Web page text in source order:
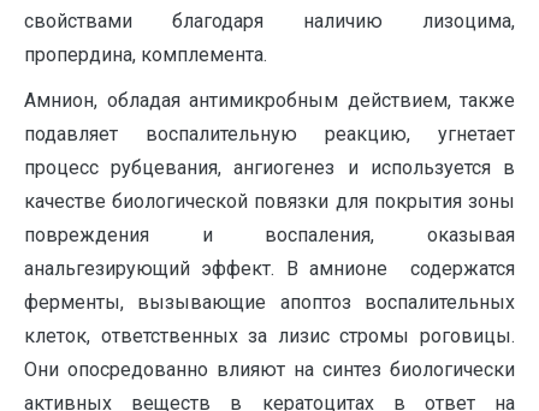
свойствами благодаря наличию лизоцима,
пропердина, комплемента.
Амнион, обладая антимикробным действием, также
подавляет воспалительную реакцию, угнетает
процесс рубцевания, ангиогенез и используется в
качестве биологической повязки для покрытия зоны
повреждения и воспаления, оказывая
анальгезирующий эффект. В амнионе содержатся
ферменты, вызывающие апоптоз воспалительных
клеток, ответственных за лизис стромы роговицы.
Они опосредованно влияют на синтез биологически
активных веществ в кератоцитах в ответ на